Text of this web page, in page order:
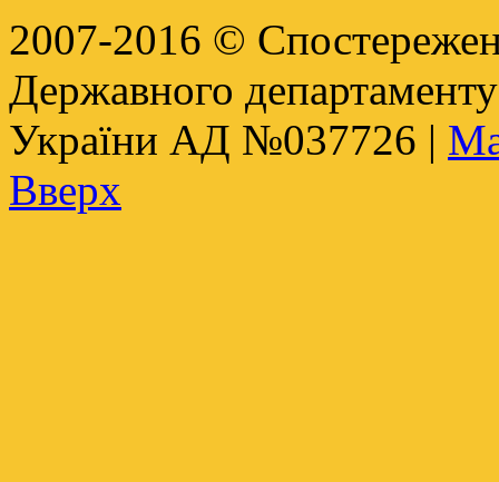
2007-2016 ©
Державного
України АД №037726 |
Вверх